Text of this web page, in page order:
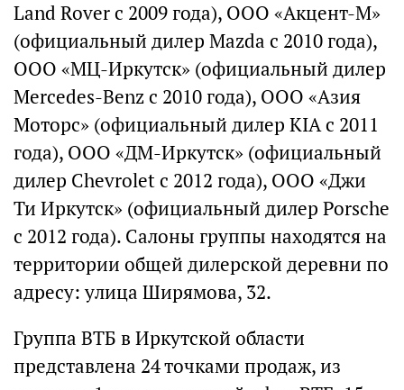
Land Rover с 2009 года), ООО «Акцент-М»
(официальный дилер Mazda с 2010 года),
ООО «МЦ-Иркутск» (официальный дилер
Mercedes-Benz с 2010 года), ООО «Азия
Моторс» (официальный дилер KIA с 2011
года), ООО «ДМ-Иркутск» (официальный
дилер Chevrolet с 2012 года), ООО «Джи
Ти Иркутск» (официальный дилер Porsche
с 2012 года). Салоны группы находятся на
территории общей дилерской деревни по
адресу: улица Ширямова, 32.
Группа ВТБ в Иркутской области
представлена 24 точками продаж, из